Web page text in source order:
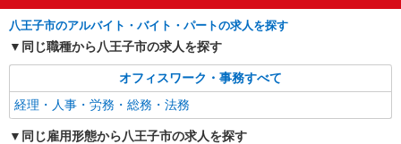
八王子市のアルバイト・バイト・パートの求人を探す
同じ職種から八王子市の求人を探す
オフィスワーク・事務すべて
経理・人事・労務・総務・法務
同じ雇用形態から八王子市の求人を探す